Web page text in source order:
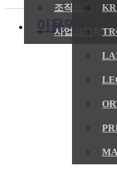
조직도
사업장위치/연
이용약관